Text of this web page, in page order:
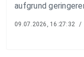
aufgrund
09.07.2026, 16:27:32 /